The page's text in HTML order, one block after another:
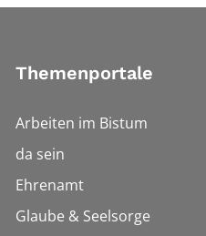
Themenportale
Arbeiten im Bistum
da sein
Ehrenamt
Glaube & Seelsorge